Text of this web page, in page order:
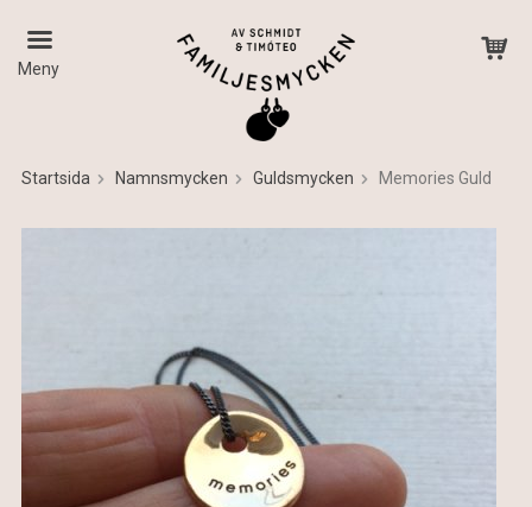
Meny
Startsida Namnsmycken Guldsmycken Memories Guld